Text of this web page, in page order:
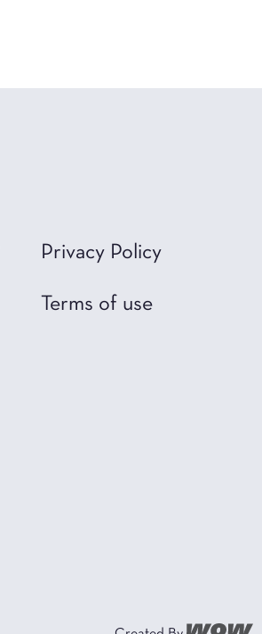
Privacy Policy
Terms of use